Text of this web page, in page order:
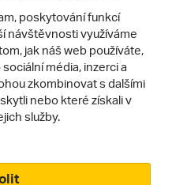
Nastavení cookies
Verze webu pro PC